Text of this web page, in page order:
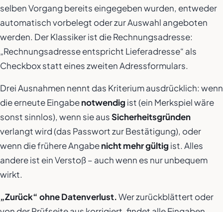
selben Vorgang bereits eingegeben wurden, entweder
automatisch vorbelegt oder zur Auswahl angeboten
werden. Der Klassiker ist die Rechnungsadresse:
„Rechnungsadresse entspricht Lieferadresse“ als
Checkbox statt eines zweiten Adressformulars.
Drei Ausnahmen nennt das Kriterium ausdrücklich: wenn
die erneute Eingabenotwendig ist (ein Merkspiel wäre
sonst sinnlos), wenn sie ausSicherheitsgründen
verlangt wird (das Passwort zur Bestätigung), oder
wenn die frühere Angabenicht mehr gültig ist. Alles
andere ist ein Verstoß – auch wenn es nur unbequem
wirkt.
„Zurück“ ohne Datenverlust.Wer zurückblättert oder